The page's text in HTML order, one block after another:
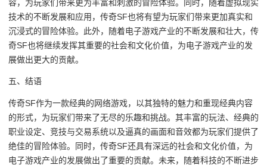
容，为玩家们带来更为丰富和刺激的冒险体验。同时，随着虚拟现实
技术的不断发展和应用，传奇SF也将有望为玩家们带来更加真实和
沉浸式的冒险体验。此外，随着电子游戏产业的不断发展和壮大，传
奇SF也将继续发挥其重要的社会和文化价值，为电子游戏产业的发
展做出更大的贡献。
五、结语
传奇SF作为一款经典的网络游戏，以其独特的魅力和重现经典内容
的形式，为玩家们带来了无尽的乐趣和挑战。其丰富的玩法、经典的
职业设定、竞技与交易系统以及逼真的画面和音效都为玩家们提供了
绝佳的冒险体验。同时，传奇SF还具有深远的社会和文化价值，为
电子游戏产业的发展做出了重要的贡献。未来，随着科技的不断进步